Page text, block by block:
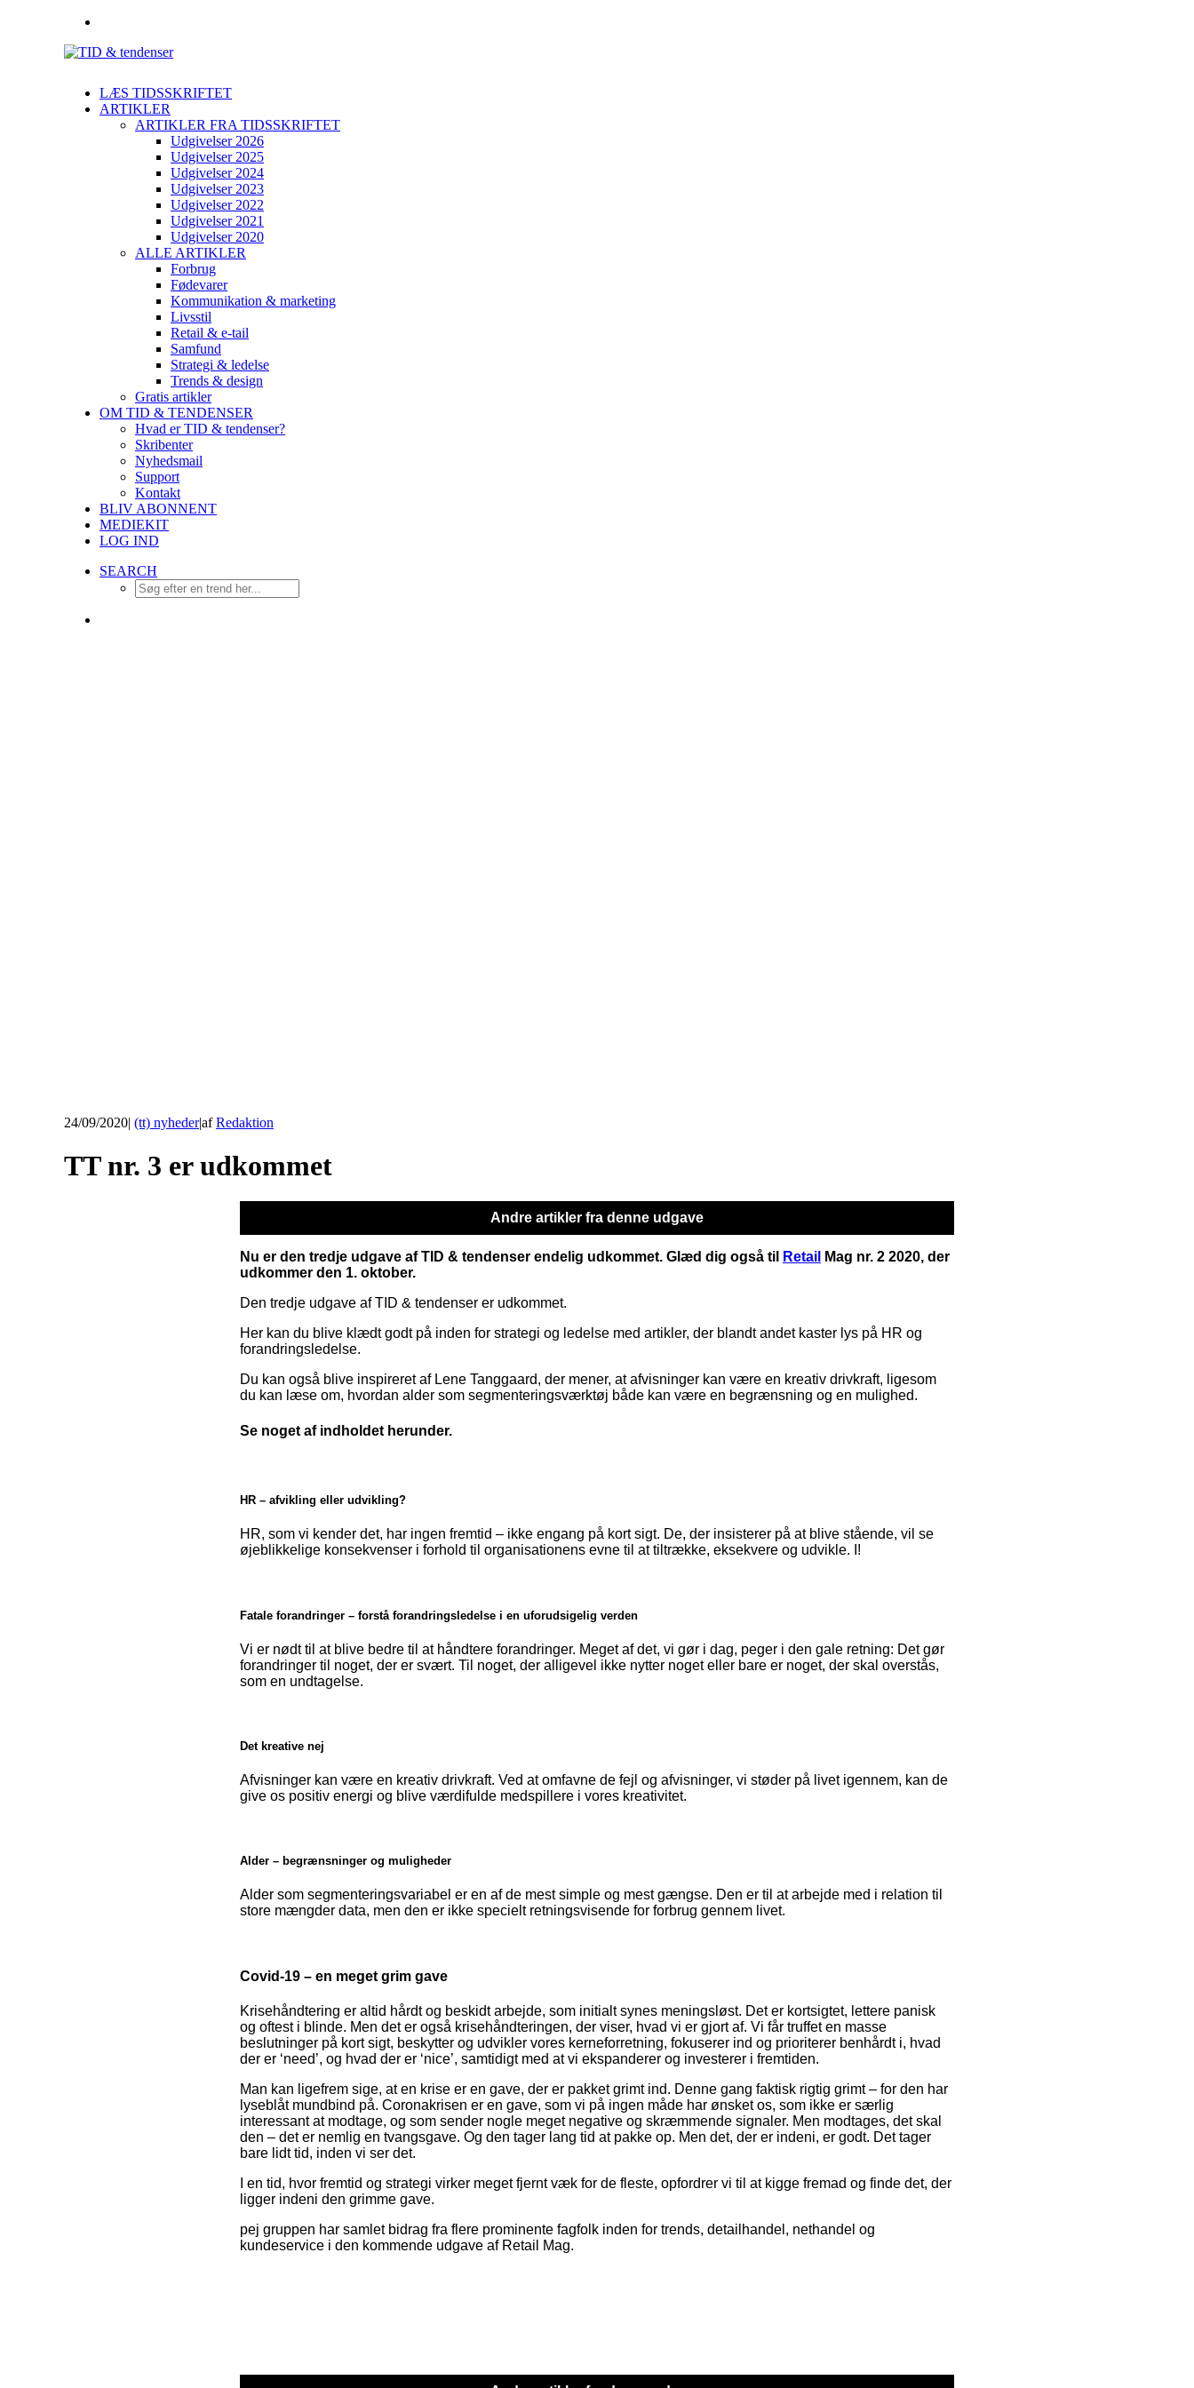
LÆS TIDSSKRIFTET
ARTIKLER
ARTIKLER FRA TIDSSKRIFTET
Udgivelser 2026
Udgivelser 2025
Udgivelser 2024
Udgivelser 2023
Udgivelser 2022
Udgivelser 2021
Udgivelser 2020
ALLE ARTIKLER
Forbrug
Fødevarer
Kommunikation & marketing
Livsstil
Retail & e-tail
Samfund
Strategi & ledelse
Trends & design
Gratis artikler
OM TID & TENDENSER
Hvad er TID & tendenser?
Skribenter
Nyhedsmail
Support
Kontakt
BLIV ABONNENT
MEDIEKIT
LOG IND
SEARCH
24/09/2020| (tt) nyheder|afRedaktion
TT nr. 3 er udkommet
Andre artikler fra denne udgave
Nu er den tredje udgave af TID & tendenser endelig udkommet. Glæd dig også til Retail
Mag nr. 2 2020, der
udkommer den 1. oktober.
Den tredje udgave af TID & tendenser er udkommet.
Her kan du blive klædt godt på inden for strategi og ledelse med artikler, der blandt andet kaster lys på HR og
forandringsledelse.
Du kan også blive inspireret af Lene Tanggaard, der mener, at afvisninger kan være en kreativ drivkraft, ligesom
du kan læse om, hvordan alder som segmenteringsværktøj både kan være en begrænsning og en mulighed.
Se noget af indholdet herunder.
HR – afvikling eller udvikling?
HR, som vi kender det, har ingen fremtid – ikke engang på kort sigt. De, der insisterer på at blive stående, vil se
øjeblikkelige konsekvenser i forhold til organisationens evne til at tiltrække, eksekvere og udvikle. I!
Fatale forandringer – forstå forandringsledelse i en uforudsigelig verden
Vi er nødt til at blive bedre til at håndtere forandringer. Meget af det, vi gør i dag, peger i den gale retning: Det gør
forandringer til noget, der er svært. Til noget, der alligevel ikke nytter noget eller bare er noget, der skal overstås,
som en undtagelse.
Det kreative nej
Afvisninger kan være en kreativ drivkraft. Ved at omfavne de fejl og afvisninger, vi støder på livet igennem, kan de
give os positiv energi og blive værdifulde medspillere i vores kreativitet.
Alder – begrænsninger og muligheder
Alder som segmenteringsvariabel er en af de mest simple og mest gængse. Den er til at arbejde med i relation til
store mængder data, men den er ikke specielt retningsvisende for forbrug gennem livet.
Covid-19 – en meget grim gave
Krisehåndtering er altid hårdt og beskidt arbejde, som initialt synes meningsløst. Det er kortsigtet, lettere panisk
og oftest i blinde. Men det er også krisehåndteringen, der viser, hvad vi er gjort af. Vi får truffet en masse
beslutninger på kort sigt, beskytter og udvikler vores kerneforretning, fokuserer ind og prioriterer benhårdt i, hvad
der er ‘need’, og hvad der er ‘nice’, samtidigt med at vi ekspanderer og investerer i fremtiden.
Man kan ligefrem sige, at en krise er en gave, der er pakket grimt ind. Denne gang faktisk rigtig grimt – for den har
lyseblåt mundbind på. Coronakrisen er en gave, som vi på ingen måde har ønsket os, som ikke er særlig
interessant at modtage, og som sender nogle meget negative og skræmmende signaler. Men modtages, det skal
den – det er nemlig en tvangsgave. Og den tager lang tid at pakke op. Men det, der er indeni, er godt. Det tager
bare lidt tid, inden vi ser det.
I en tid, hvor fremtid og strategi virker meget fjernt væk for de fleste, opfordrer vi til at kigge fremad og finde det, der
ligger indeni den grimme gave.
pej gruppen har samlet bidrag fra flere prominente fagfolk inden for trends, detailhandel, nethandel og
kundeservice i den kommende udgave af Retail Mag.